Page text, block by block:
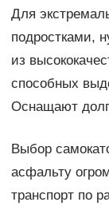
Для
подростками,
из
способных
Оснащают
Выбор
асфальту
транспорт по